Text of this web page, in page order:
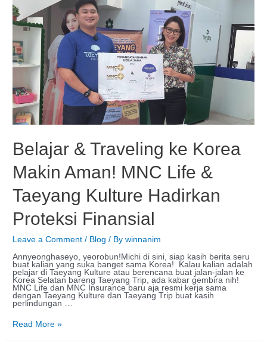
Belajar & Traveling ke Korea
Makin Aman! MNC Life &
Taeyang Kulture Hadirkan
Proteksi Finansial
Leave a Comment / Blog / Bywinnanim
Annyeonghaseyo, yeorobun!Michi di sini, siap kasih berita seru
buat kalian yang suka banget sama Korea! Kalau kalian adalah
pelajar di Taeyang Kulture atau berencana buat jalan-jalan ke
Korea Selatan bareng Taeyang Trip, ada kabar gembira nih!
MNC Life dan MNC Insurance baru aja resmi kerja sama
dengan Taeyang Kulture dan Taeyang Trip buat kasih
perlindungan …
Read More »